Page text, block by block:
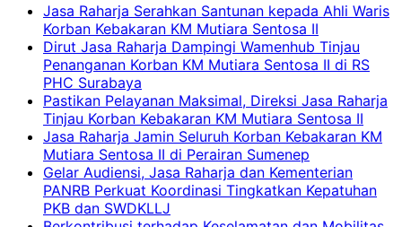
Jasa Raharja Serahkan Santunan kepada Ahli Waris
Korban Kebakaran KM Mutiara Sentosa II
Dirut Jasa Raharja Dampingi Wamenhub Tinjau
Penanganan Korban KM Mutiara Sentosa II di RS
PHC Surabaya
Pastikan Pelayanan Maksimal, Direksi Jasa Raharja
Tinjau Korban Kebakaran KM Mutiara Sentosa II
Jasa Raharja Jamin Seluruh Korban Kebakaran KM
Mutiara Sentosa II di Perairan Sumenep
Gelar Audiensi, Jasa Raharja dan Kementerian
PANRB Perkuat Koordinasi Tingkatkan Kepatuhan
PKB dan SWDKLLJ